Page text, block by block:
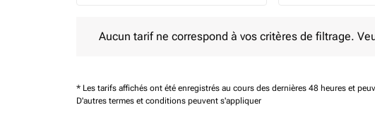
Aucun tarif ne correspond à vos critères de filtrage.
* Les tarifs affichés ont été enregistrés au cours des dernières 48 heures et
D'autres termes et conditions peuvent s'appliquer